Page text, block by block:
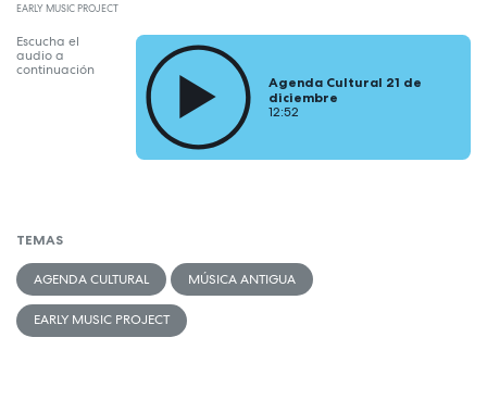
EARLY MUSIC PROJECT
Escucha el
audio a
continuación
Agenda Cultural 21 de
diciembre
12:52
TEMAS
AGENDA CULTURAL MÚSICA ANTIGUA
EARLY MUSIC PROJECT